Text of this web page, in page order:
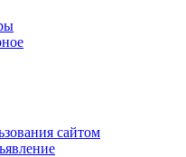
сайтом